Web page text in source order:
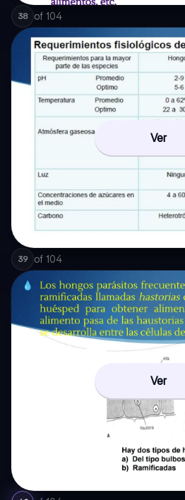
38 of 104
Ver
39 of 104
Ver